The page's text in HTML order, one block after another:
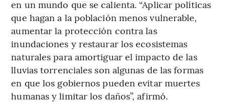
en un mundo que se calienta. “Aplicar políticas
que hagan a la población menos vulnerable,
aumentar la protección contra las
inundaciones y restaurar los ecosistemas
naturales para amortiguar el impacto de las
lluvias torrenciales son algunas de las formas
en que los gobiernos pueden evitar muertes
humanas y limitar los daños”, afirmó.